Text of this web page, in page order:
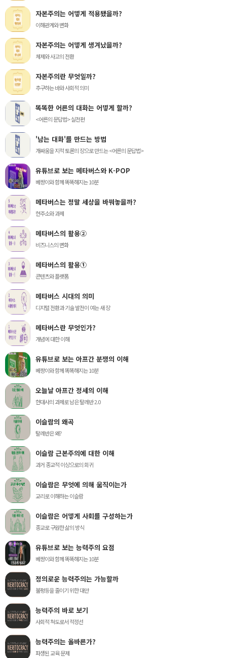
자본주의는 어떻게 적용됐을까?
이해관계와 변화
자본주의는 어떻게 생겨났을까?
체제와 사고의 전환
자본주의란 무엇일까?
추구하는 바와 사회적 의미
똑똑한 어른의 대화는 어떻게 할까?
<어른의 문답법> 실전편
'남는 대화'를 만드는 방법
개싸움을 지적 토론의 장으로 만드는 <어른의 문답법>
유튜브로 보는 메타버스와 K-POP
베짱이와 함께 똑똑해지는 10분
메타버스는 정말 세상을 바꿔놓을까?
현주소와 과제
메타버스의 활용②
비즈니스의 변화
메타버스의 활용①
콘텐츠와 플랫폼
메타버스 시대의 의미
디지털 전환과 기술 발전이 여는 새 장
메타버스란 무엇인가?
개념에 대한 이해
유튜브로 보는 아프간 분쟁의 이해
베짱이와 함께 똑똑해지는 10분
오늘날 아프간 정세의 이해
현대사의 과제로 남은 탈레반 2.0
이슬람의 왜곡
탈레반은 왜?
이슬람 근본주의에 대한 이해
과거 종교적 이상으로의 회귀
이슬람은 무엇에 의해 움직이는가
교리로 이해하는 이슬람
이슬람은 어떻게 사회를 구성하는가
종교로 구원한 삶의 방식
유튜브로 보는 능력주의 요점
베짱이와 함께 똑똑해지는 10분
정의로운 능력주의는 가능할까
불평등을 줄이기 위한 대안
능력주의 바로 보기
사회적 척도로서 적정선
능력주의는 올바른가?
파생된 교육 문제